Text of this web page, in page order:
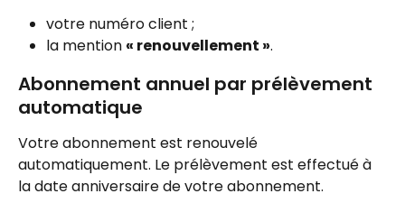
votre numéro client ;
la mention « renouvellement ».
Abonnement annuel par prélèvement
automatique
Votre abonnement est renouvelé
automatiquement. Le prélèvement est effectué à
la date anniversaire de votre abonnement.